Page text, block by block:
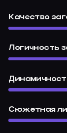
Качество
Логичность
Сюжетная